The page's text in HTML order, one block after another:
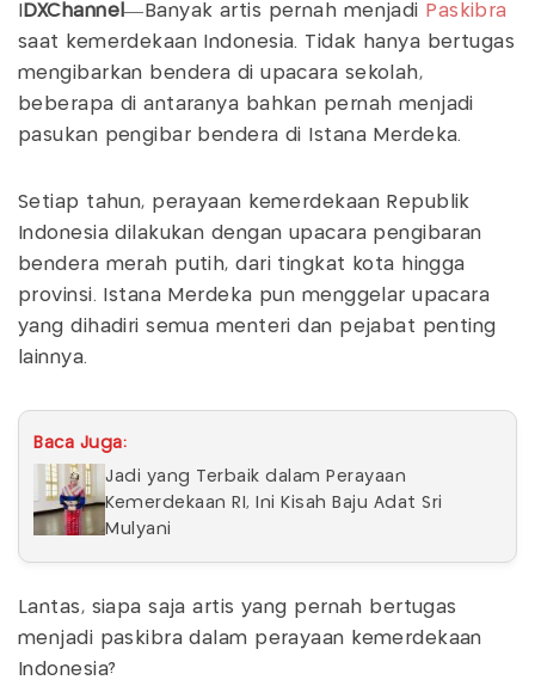
DXChannel—Banyak artis pernah menjadi Paskibra
saat kemerdekaan Indonesia. Tidak hanya bertugas
mengibarkan bendera di upacara sekolah,
beberapa di antaranya bahkan pernah menjadi
pasukan pengibar bendera di Istana Merdeka.
Setiap tahun, perayaan kemerdekaan Republik
Indonesia dilakukan dengan upacara pengibaran
bendera merah putih, dari tingkat kota hingga
provinsi. Istana Merdeka pun menggelar upacara
yang dihadiri semua menteri dan pejabat penting
lainnya.
Baca Juga:
Jadi yang Terbaik dalam Perayaan
Kemerdekaan RI, Ini Kisah Baju Adat Sri
Mulyani
Lantas, siapa saja artis yang pernah bertugas
menjadi paskibra dalam perayaan kemerdekaan
Indonesia?